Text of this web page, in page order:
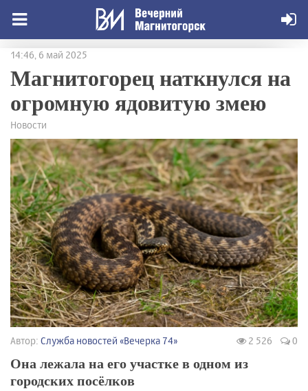
14:46, 6 май 2025
Магнитогорец наткнулся на
огромную ядовитую змею
Новости
Автор: Служба новостей «Вечерка 74» 2 526 0
Она лежала на его участке в одном из
городских посёлков